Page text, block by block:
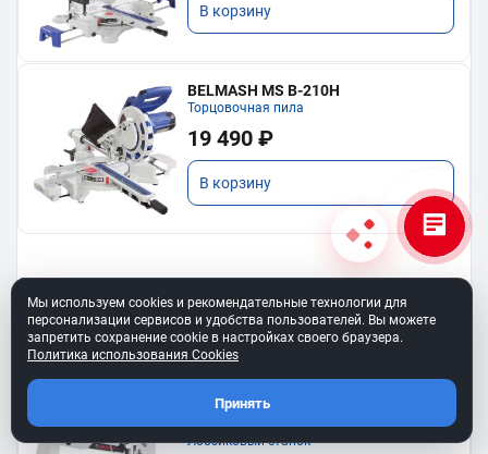
В корзину
BELMASH MS B-210H
Торцовочная пила
19 490 ₽
В корзину
Показать еще
BELMASH SS-400VS
Лобзиковый станок
Мы используем cookies и рекомендательные технологии для
персонализации сервисов и удобства пользователей. Вы можете
запретить сохранение cookie в настройках своего браузера.
Политика использования Cookies
Принять